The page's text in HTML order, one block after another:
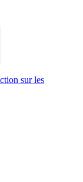
sur les